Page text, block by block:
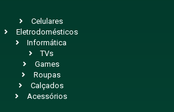
Celulares
Eletrodomésticos
Informática
TVs
Games
Roupas
Calçados
Acessórios